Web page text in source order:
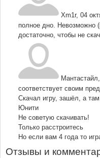
Xm1r, 04
полное дно. Невозможно
достаточно, чтобы не
Мантастайл,
соответствует своим
Скачал игру, зашёл, а
Юнити
Не советую скачивать!
Только расстроитесь
Но если вам 4 года то
Отзывы и